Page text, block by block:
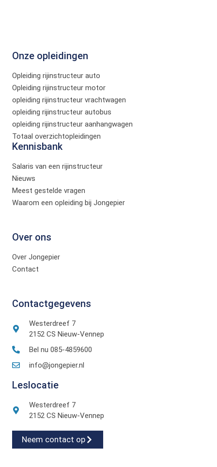
Onze opleidingen
Opleiding rijinstructeur auto
Opleiding rijinstructeur motor
opleiding rijinstructeur vrachtwagen
opleiding rijinstructeur autobus
opleiding rijinstructeur aanhangwagen
Totaal overzichtopleidingen
Kennisbank
Salaris van een rijinstructeur
Nieuws
Meest gestelde vragen
Waarom een opleiding bij Jongepier
Over ons
Over Jongepier
Contact
Contactgegevens
Westerdreef 7
2152 CS Nieuw-Vennep
Bel nu 085-4859600
info@jongepier.nl
Leslocatie
Westerdreef 7
2152 CS Nieuw-Vennep
Neem contact op